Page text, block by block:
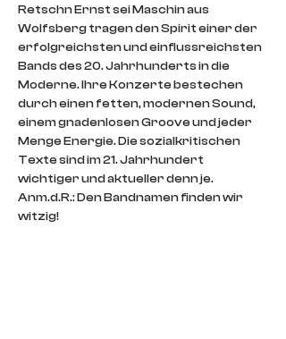
Retschn Ernst sei Maschin aus
Wolfsberg tragen den Spirit einer der
erfolgreichsten und einflussreichsten
Bands des 20. Jahrhunderts in die
Moderne. Ihre Konzerte bestechen
durch einen fetten, modernen Sound,
einem gnadenlosen Groove und jeder
Menge Energie. Die sozialkritischen
Texte sind im 21. Jahrhundert
wichtiger und aktueller denn je.
Anm.d.R.: Den Bandnamen finden wir
witzig!